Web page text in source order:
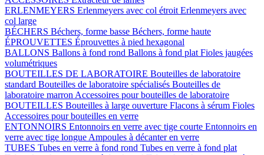
ERLENMEYERS Erlenmeyers avec col étroit Erlenmeyers avec
col large
BÉCHERS Béchers, forme basse Béchers, forme haute
ÉPROUVETTES Éprouvettes à pied hexagonal
BALLONS Ballons à fond rond Ballons à fond plat Fioles jaugées
volumétriques
BOUTEILLES DE LABORATOIRE Bouteilles de laboratoire
standard Bouteilles de laboratoire spécialisés Bouteilles de
laboratoire marron Accessoires pour bouteilles de laboratoire
BOUTEILLES Bouteilles à large ouverture Flacons à sérum Fioles
Accessoires pour bouteilles en verre
ENTONNOIRS Entonnoirs en verre avec tige courte Entonnoirs en
verre avec tige longue Ampoules à décanter en verre
TUBES Tubes en verre à fond rond Tubes en verre à fond plat